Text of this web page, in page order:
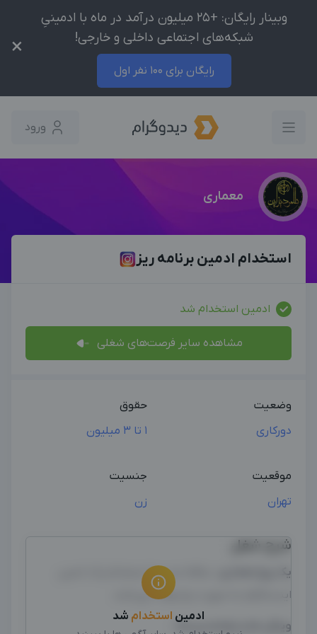
وبینار رایگان: +25 میلیون درآمد در ماه با ادمینیِ
شبکه‌های اجتماعی داخلی و خارجی!
رایگان برای 100 نفر اول
×
ورود
معماری
استخدام ادمین برنامه ریز
ادمین استخدام شد
مشاهده سایر فرصت‌های شغلی
وضعیت
دورکاری
حقوق
1 تا 3 میلیون
موقعیت
تهران
جنسیت
زن
شرح شغل
یک پیج معماری ،
علاقه مند به استخدام یک ادمین
اینستاگرام به صورت پاره وقت می‌باشد.
ویژگی ها و توانمندی ها :
ادمین استخدام شد